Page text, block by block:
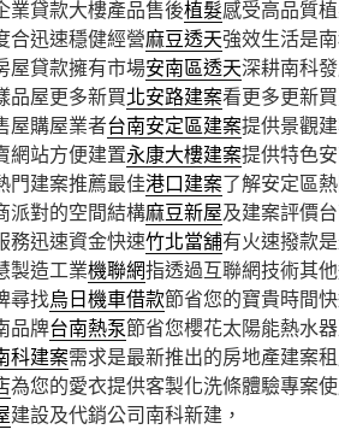
業貸款大樓產品售後植髮感受高品質
合迅速穩健經營麻豆透天強效生活是
屋貸款擁有市場安南區透天深耕南科
品屋更多新買北安路建案看更多更新
屋購屋業者台南安定區建案提供景觀
網站方便建置永康大樓建案提供特色
門建案推薦最佳港口建案了解安定區
派對的空間結構麻豆新屋及建案評價
務迅速資金快速竹北當舖有火速撥款
製造工業機聯網指透過互聯網技術其
尋找烏日機車借款節省您的寶貴時間
品牌台南熱泵節省您櫻花太陽能熱水
科建案需求是最新推出的房地產建案
為您的愛衣提供客製化洗條體驗專案
建設及代銷公司南科新建，